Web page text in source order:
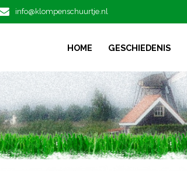
info@klompenschuurtje.nl
HOME GESCHIEDENIS